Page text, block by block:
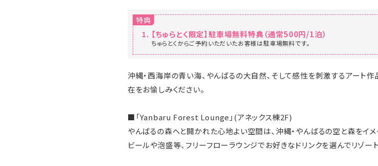
特典
【ちゅらとく限定】駐車場無料特典（通常500円/1泊）
ちゅらとくからご予約いただいたお客様は駐車場無料です。
沖縄・西海岸の青い海、やんばるの大自然、そして感性を刺激するアート
在をお愉しみください。
■「Yanbaru Forest Lounge」(アネックス棟2F)
やんばるの森へと開かれた心地よい空間は、沖縄・やんばるの空と森をイメ
ビールや泡盛等、フリーフローラウンジでお好きなドリンクを選んでリゾー